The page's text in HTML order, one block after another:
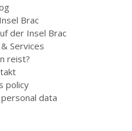
Brac
der Insel Brac
Services
reist?
policy
data